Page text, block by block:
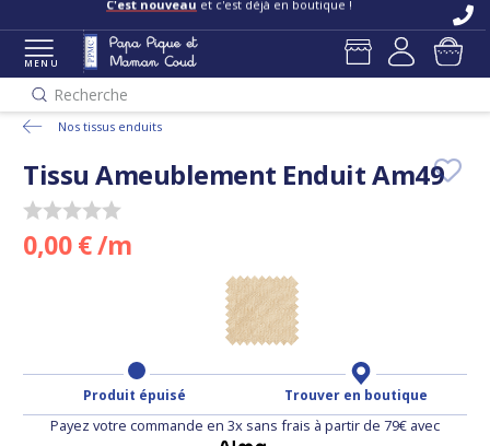
C'est nouveau et c'est déjà en boutique !
MENU
Recherche
Nos tissus enduits
Tissu Ameublement Enduit Am49
0,00 € /m
Produit épuisé Trouver en boutique
Payez votre commande en 3x sans frais à partir de 79€ avec